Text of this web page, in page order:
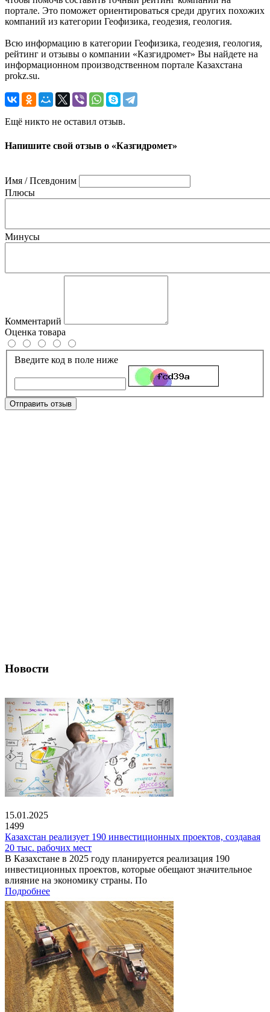
портале. Это поможет ориентироваться среди других похожих
компаний из категории Геофизика, геодезия, геология.
Всю информацию в категории Геофизика, геодезия, геология,
рейтинг и отзывы о компании «Казгидромет» Вы найдете на
информационном производственном портале Казахстана
prokz.su.
Ещё никто не оставил отзыв.
Напишите свой отзыв о «Казгидромет»
Имя / Псевдоним
Плюсы
Минусы
Комментарий
Оценка товара
Введите код в поле ниже
Отправить отзыв
Новости
15.01.2025
1499
Казахстан реализует 190 инвестиционных проектов, создавая
20 тыс. рабочих мест
В Казахстане в 2025 году планируется реализация 190
инвестиционных проектов, которые обещают значительное
влияние на экономику страны. По
Подробнее